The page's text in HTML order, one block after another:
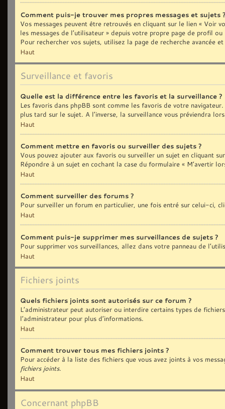
Comment puis-je trouver mes propres messages et sujets
Vos messages peuvent être retrouvés en cliquant sur le lien « Voir
les messages de l’utilisateur » depuis votre propre page de profil
Pour rechercher vos sujets, utilisez la page de recherche avancée
Haut
Surveillance et favoris
Quelle est la différence entre les favoris et la surveillance ?
Les favoris dans phpBB sont comme les favoris de votre
plus tard sur le sujet. A l’inverse, la surveillance vous préviendra
Haut
Comment mettre en favoris ou surveiller des sujets ?
Vous pouvez ajouter aux favoris ou surveiller un sujet en cliquant
Répondre à un sujet en cochant la case du formulaire « M’avertir
Haut
Comment surveiller des forums ?
Pour surveiller un forum en particulier, une fois entré sur celui-ci,
Haut
Comment puis-je supprimer mes surveillances de sujets ?
Pour supprimer vos surveillances, allez dans votre panneau de
Haut
Fichiers joints
Quels fichiers joints sont autorisés sur ce forum ?
L’administrateur peut autoriser ou interdire certains types de
l’administrateur pour plus d’informations.
Haut
Comment trouver tous mes fichiers joints ?
Pour accéder à la liste des fichiers que vous avez joints à vos
fichiers joints.
Haut
Concernant phpBB